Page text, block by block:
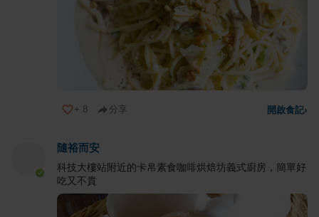
+ 8 分享 開啟食記›
隨裕而安
科技大樓站附近的卡帛素食咖啡烘焙坊義式廚房，簡單好
吃又不貴